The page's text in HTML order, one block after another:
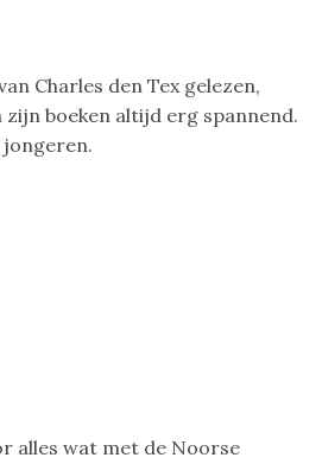
Charles den Tex gelezen,
boeken altijd erg spannend.
jongeren.
alles wat met de Noorse